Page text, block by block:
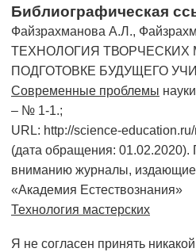
Библиографическая
Файзрахманова А.Л.,
ТЕХНОЛОГИЯ ТВОРЧЕСКИХ
ПОДГОТОВКЕ БУДУЩЕГО
Современные проблемы
– № 1-1.;
URL: http://science-
(дата обращения:
вниманию журналы,
«Академия Естествознания»
Технология мастерских
Я не согласен принять